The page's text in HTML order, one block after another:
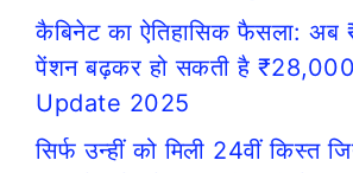
कैबिनेट का ऐतिहासिक फैसला:
पेंशन बढ़कर हो सकती है
Update 2025
सिर्फ उन्हीं को मिली 24वीं किस्त